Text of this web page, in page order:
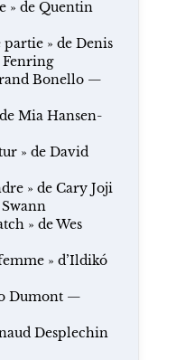
» de Quentin
» de Denis
Bonello —
Mia Hansen-
» de David
» de Cary Joji
» de Wes
» d’Ildikó
Dumont —
Desplechin